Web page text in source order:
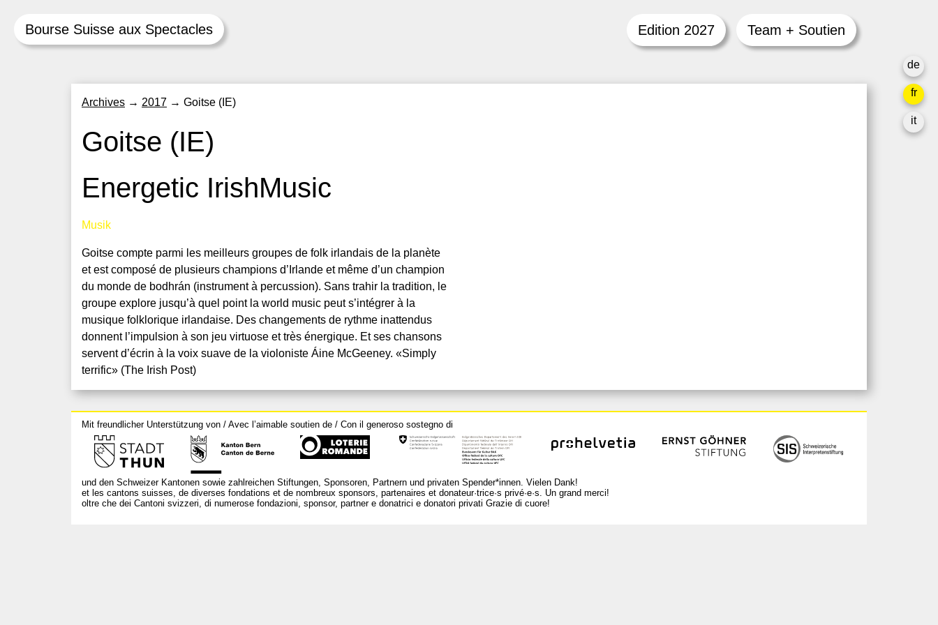
de
fr
it
Bourse Suisse aux Spectacles Edition 2027 Team + Soutien
Archives → 2017 → Goitse (IE)
Goitse (IE)
Energetic IrishMusic
Musik
Goitse compte parmi les meilleurs groupes de folk irlandais de la planète
et est composé de plusieurs champions d’Irlande et même d’un champion
du monde de bodhrán (instrument à percussion). Sans trahir la tradition, le
groupe explore jusqu’à quel point la world music peut s’intégrer à la
musique folklorique irlandaise. Des changements de rythme inattendus
donnent l’impulsion à son jeu virtuose et très énergique. Et ses chansons
servent d’écrin à la voix suave de la violoniste Áine McGeeney. «Simply
terrific» (The Irish Post)
Mit freundlicher Unterstützung von / Avec l’aimable soutien de / Con il generoso sostegno di
und den Schweizer Kantonen sowie zahlreichen Stiftungen, Sponsoren, Partnern und privaten Spender*innen. Vielen Dank!
et les cantons suisses, de diverses fondations et de nombreux sponsors, partenaires et donateur·trice·s privé·e·s. Un grand merci!
oltre che dei Cantoni svizzeri, di numerose fondazioni, sponsor, partner e donatrici e donatori privati Grazie di cuore!